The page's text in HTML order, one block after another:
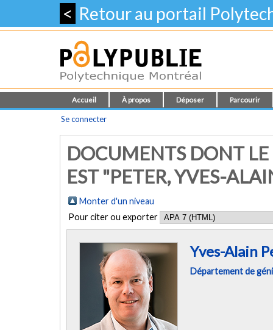
< Retour au portail
Accueil À propos Déposer Parcourir
Se connecter
DOCUMENTS DONT
EST "PETER, YVES-
Monter d'un niveau
Pour citer ou exporter
Yves-Alain
Département de